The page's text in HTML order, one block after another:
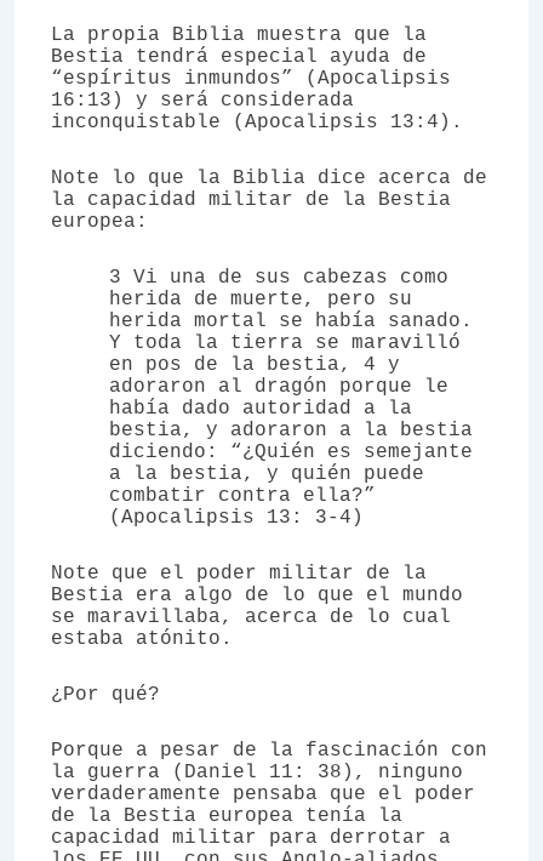
La propia Biblia muestra que la
Bestia tendrá especial ayuda de
“espíritus inmundos” (Apocalipsis
16:13) y será considerada
inconquistable (Apocalipsis 13:4).
Note lo que la Biblia dice acerca de
la capacidad militar de la Bestia
europea:
3 Vi una de sus cabezas como
herida de muerte, pero su
herida mortal se había sanado.
Y toda la tierra se maravilló
en pos de la bestia, 4 y
adoraron al dragón porque le
había dado autoridad a la
bestia, y adoraron a la bestia
diciendo: “¿Quién es semejante
a la bestia, y quién puede
combatir contra ella?”
(Apocalipsis 13: 3-4)
Note que el poder militar de la
Bestia era algo de lo que el mundo
se maravillaba, acerca de lo cual
estaba atónito.
¿Por qué?
Porque a pesar de la fascinación con
la guerra (Daniel 11: 38), ninguno
verdaderamente pensaba que el poder
de la Bestia europea tenía la
capacidad militar para derrotar a